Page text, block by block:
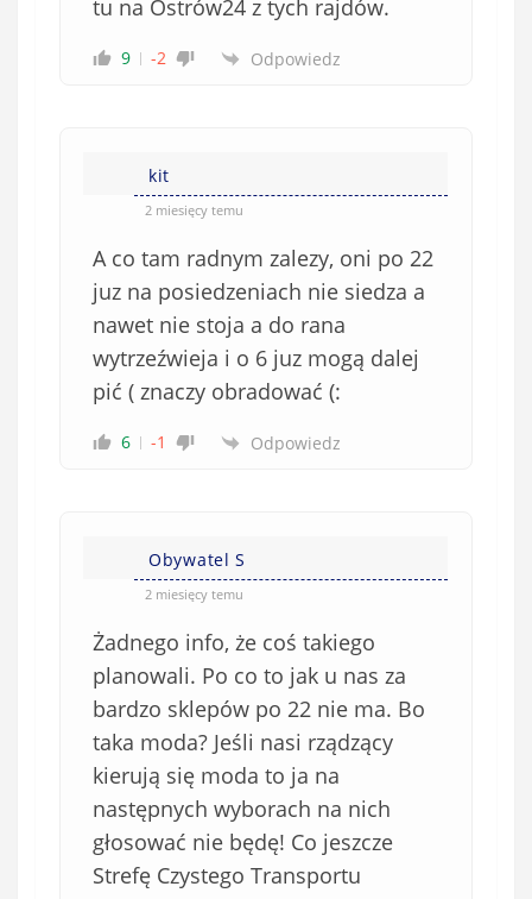
tu na Ostrów24 z tych rajdów.
9 -2 Odpowiedz
kit
2 miesięcy temu
A co tam radnym zalezy, oni po 22
juz na posiedzeniach nie siedza a
nawet nie stoja a do rana
wytrzeźwieja i o 6 juz mogą dalej
pić ( znaczy obradować (:
6 -1 Odpowiedz
Obywatel S
2 miesięcy temu
Żadnego info, że coś takiego
planowali. Po co to jak u nas za
bardzo sklepów po 22 nie ma. Bo
taka moda? Jeśli nasi rządzący
kierują się moda to ja na
następnych wyborach na nich
głosować nie będę! Co jeszcze
Strefę Czystego Transportu